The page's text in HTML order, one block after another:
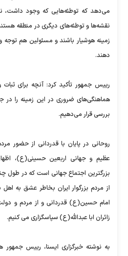
می‌دهد که توطئه‌هایی که وجود داشت،
نقشه‌ها و توطئه‌های دیگری در منطقه
زمینه هوشیار باشند و مسئولین هم توجه و
دهند.
رییس جمهور تأکید کرد: آنچه برای
هماهنگی‌های ضروری در این زمینه را
بررسی قرار می‌دهیم.
روحانی در پایان با قدردانی از حضور
عظیم و جهانی اربعین حسینی(ع)،
بزرگترین اجتماع جهانی است که در طول
از مردم بزرگوار ایران بخاطر عشق به
امام حسین(ع) قدردانی و از مردم و دولت
زائران ابا عبدالله(ع) سپاسگزاری می کنیم.
به نوشته خبرگزاری ایسنا، رییس جمهور